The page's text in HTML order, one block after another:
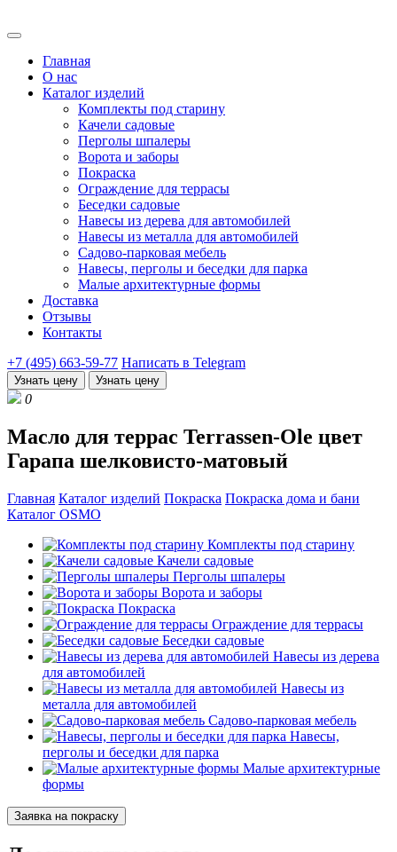
Главная
О нас
Каталог изделий
Комплекты под старину
Качели садовые
Перголы шпалеры
Ворота и заборы
Покраска
Ограждение для террасы
Беседки садовые
Навесы из дерева для автомобилей
Навесы из металла для автомобилей
Садово-парковая мебель
Навесы, перголы и беседки для парка
Малые архитектурные формы
Доставка
Отзывы
Контакты
+7 (495) 663-59-77 Написать в Telegram
Узнать цену Узнать цену
0
Масло для террас Terrassen-Ole цвет
Гарапа шелковисто-матовый
Главная Каталог изделий Покраска Покраска дома и бани
Каталог OSMO
Комплекты под старину
Качели садовые
Перголы шпалеры
Ворота и заборы
Покраска
Ограждение для террасы
Беседки садовые
Навесы из дерева
для автомобилей
Навесы из
металла для автомобилей
Садово-парковая мебель
Навесы,
перголы и беседки для парка
Малые архитектурные
формы
Заявка на покраску